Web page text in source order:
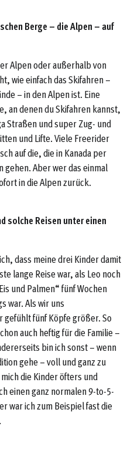
Berge – die Alpen – auf
Alpen oder außerhalb von
wie einfach das Skifahren –
– in den Alpen ist. Eine
an denen du Skifahren kannst,
Straßen und super Zug- und
und Lifte. Viele Freerider
auf die, die in Kanada per
Aber wer das einmal
in die Alpen zurück.
solche Reisen unter einen
dass meine drei Kinder damit
lange Reise war, als Leo noch
und Palmen“ fünf Wochen
war. Als wir uns
fünf Köpfe größer. So
auch heftig für die Familie –
bin ich sonst – wenn
gehe – voll und ganz zu
die Kinder öfters und
einen ganz normalen 9-to-5-
war ich zum Beispiel fast die